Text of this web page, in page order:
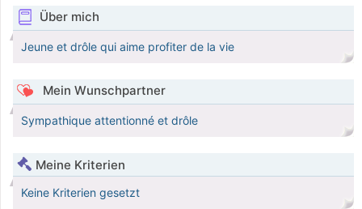
Über mich
Jeune et drôle qui aime profiter de la vie
Mein Wunschpartner
Sympathique attentionné et drôle
Meine Kriterien
Keine Kriterien gesetzt